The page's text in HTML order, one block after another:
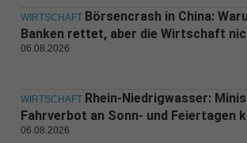
WIRTSCHAFT Börsencrash in China:
Banken rettet, aber die Wirtschaft
06.08.2026
WIRTSCHAFT Rhein-Niedrigwasser:
Fahrverbot an Sonn- und Feiertagen
06.08.2026